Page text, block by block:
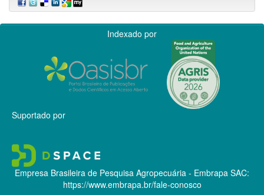
Indexado por
Suportado por
Empresa Brasileira de Pesquisa Agropecuária - Embrapa SAC:
https://www.embrapa.br/fale-conosco